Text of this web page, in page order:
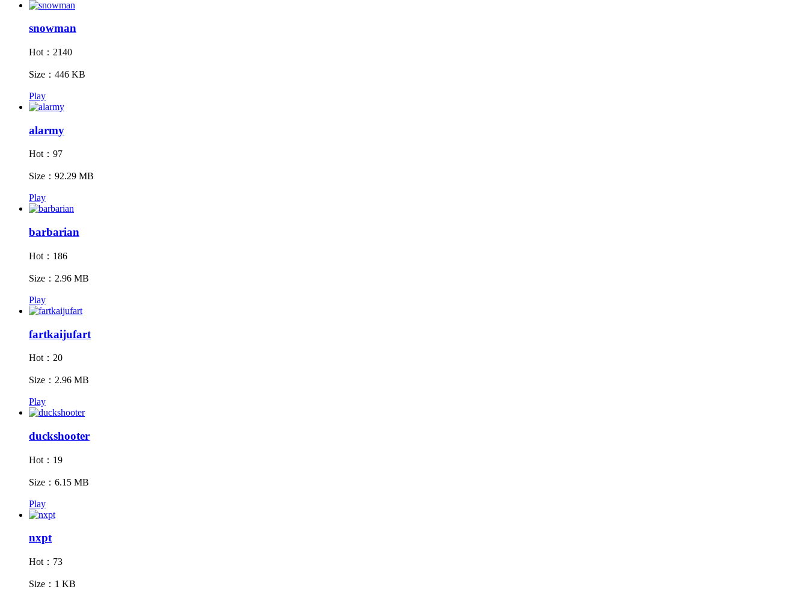
snowman
Hot：2140
Size：446 KB
Play
alarmy
Hot：97
Size：92.29 MB
Play
barbarian
Hot：186
Size：2.96 MB
Play
fartkaijufart
Hot：20
Size：2.96 MB
Play
duckshooter
Hot：19
Size：6.15 MB
Play
nxpt
Hot：73
Size：1 KB